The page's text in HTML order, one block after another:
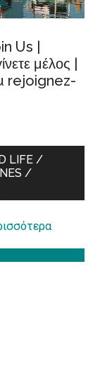
Us |
μέλος |
rejoignez-
LIFE /
/